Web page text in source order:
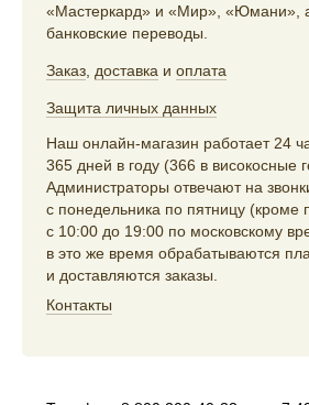
«Мастеркард» и «Мир», «Юмани»,
банковские переводы.
Заказ доставка и оплата
Защита личных данных
Наш онлайн-магазин работает 24
365 дней в году (366 в високосные
Администраторы отвечают на
с понедельника по пятницу (кроме
с 10:00 до 19:00 по московскому
в это же время обрабатываются
и доставляются заказы.
Контакты